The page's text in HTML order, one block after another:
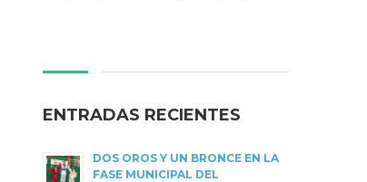
ENTRADAS RECIENTES
DOS OROS Y UN BRONCE EN LA
FASE MUNICIPAL DEL